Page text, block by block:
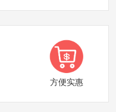
方便实惠